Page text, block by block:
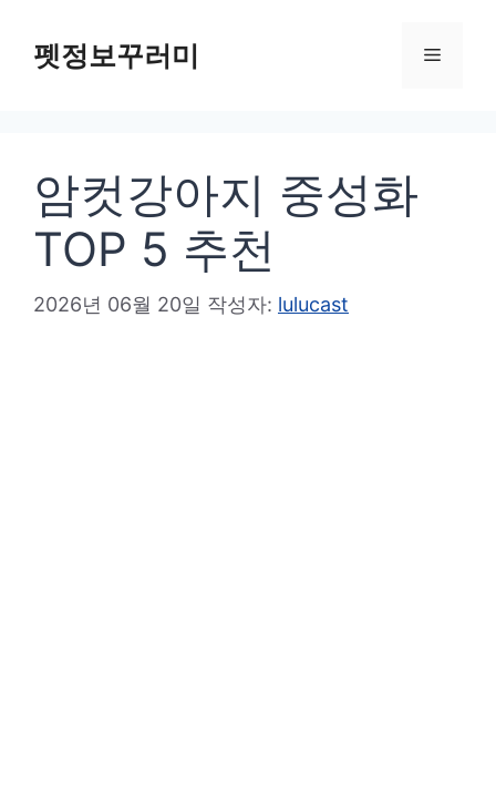
펫정보꾸러미 메
암컷강아지 중성화
TOP 5 추천
2026년 06월 20일 작성자: lulucast